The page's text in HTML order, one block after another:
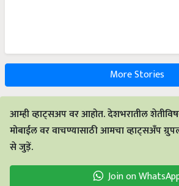
More Stories
आम्ही व्हाट्सअप वर आहोत. देशभरातील
मोबाईल वर वाचण्यासाठी आमचा व्हाट्सअँप
से जुड़ें.
Join on